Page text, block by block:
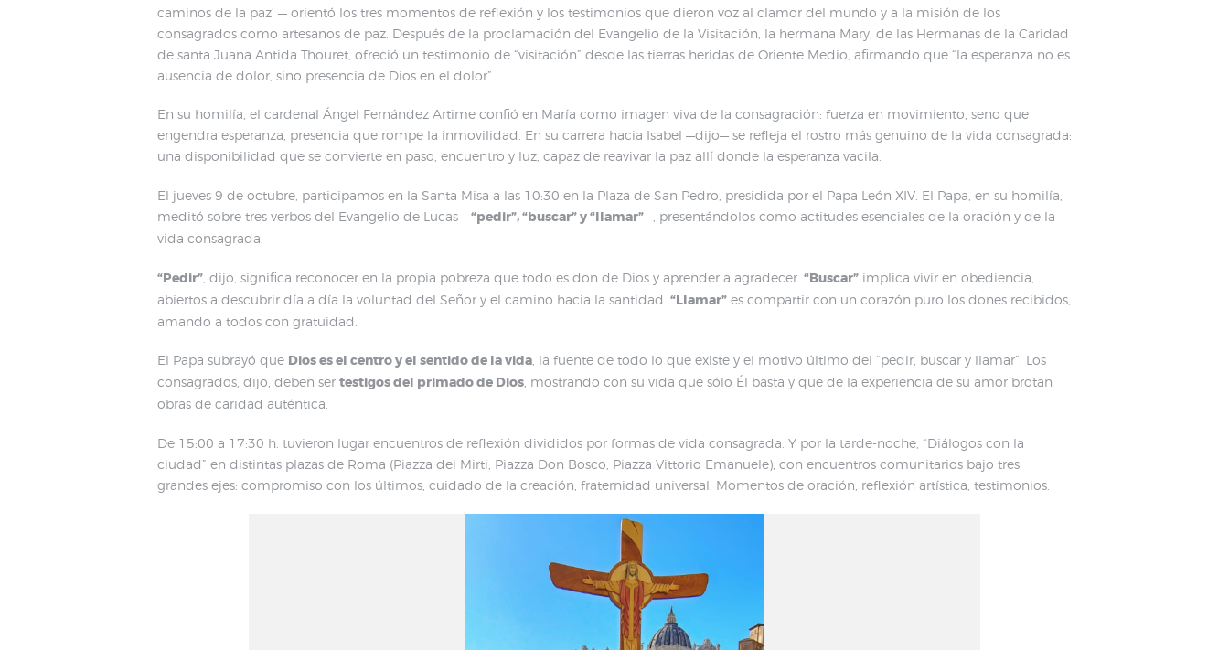
caminos de la paz’ — orientó los tres momentos de reflexión y los testimonios que dieron voz al clamor del mundo y a la misión de los
consagrados como artesanos de paz. Después de la proclamación del Evangelio de la Visitación, la hermana Mary, de las Hermanas de la Caridad
de santa Juana Antida Thouret, ofreció un testimonio de “visitación” desde las tierras heridas de Oriente Medio, afirmando que “la esperanza no es
ausencia de dolor, sino presencia de Dios en el dolor”.
En su homilía, el cardenal Ángel Fernández Artime confió en María como imagen viva de la consagración: fuerza en movimiento, seno que
engendra esperanza, presencia que rompe la inmovilidad. En su carrera hacia Isabel —dijo— se refleja el rostro más genuino de la vida consagrada:
una disponibilidad que se convierte en paso, encuentro y luz, capaz de reavivar la paz allí donde la esperanza vacila.
El jueves 9 de octubre, participamos en la Santa Misa a las 10:30 en la Plaza de San Pedro, presidida por el Papa León XIV. El Papa, en su homilía,
meditó sobre tres verbos del Evangelio de Lucas —“pedir”, “buscar” y “llamar”—, presentándolos como actitudes esenciales de la oración y de la
vida consagrada.
“Pedir” , dijo, significa reconocer en la propia pobreza que todo es don de Dios y aprender a agradecer. “Buscar” implica vivir en obediencia,
abiertos a descubrir día a día la voluntad del Señor y el camino hacia la santidad. “Llamar” es compartir con un corazón puro los dones recibidos,
amando a todos con gratuidad.
El Papa subrayó que Dios es el centro y el sentido de la vida , la fuente de todo lo que existe y el motivo último del “pedir, buscar y llamar”. Los
consagrados, dijo, deben ser testigos del primado de Dios , mostrando con su vida que sólo Él basta y que de la experiencia de su amor brotan
obras de caridad auténtica.
De 15:00 a 17:30 h. tuvieron lugar encuentros de reflexión divididos por formas de vida consagrada. Y por la tarde-noche, “Diálogos con la
ciudad” en distintas plazas de Roma (Piazza dei Mirti, Piazza Don Bosco, Piazza Vittorio Emanuele), con encuentros comunitarios bajo tres
grandes ejes: compromiso con los últimos, cuidado de la creación, fraternidad universal. Momentos de oración, reflexión artística, testimonios.